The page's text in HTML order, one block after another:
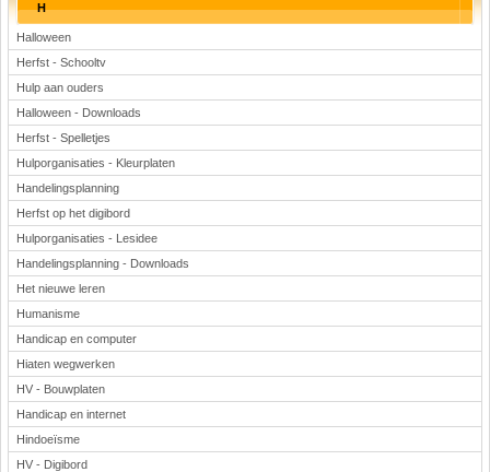
H
Halloween
Herfst - Schooltv
Hulp aan ouders
Halloween - Downloads
Herfst - Spelletjes
Hulporganisaties - Kleurplaten
Handelingsplanning
Herfst op het digibord
Hulporganisaties - Lesidee
Handelingsplanning - Downloads
Het nieuwe leren
Humanisme
Handicap en computer
Hiaten wegwerken
HV - Bouwplaten
Handicap en internet
Hindoeïsme
HV - Digibord